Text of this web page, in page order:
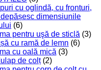
cu oglindă, cu fronturi,
dimensiunile
(6)
pentru uşă de sticlă (3)
cu ramă de lemn (6)
cu oală mică (3)
de colț (2)